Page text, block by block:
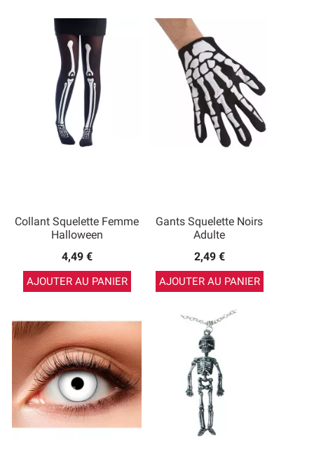
Collant Squelette Femme
Halloween
4,49 €
AJOUTER AU PANIER
Gants Squelette Noirs
Adulte
2,49 €
AJOUTER AU PANIER